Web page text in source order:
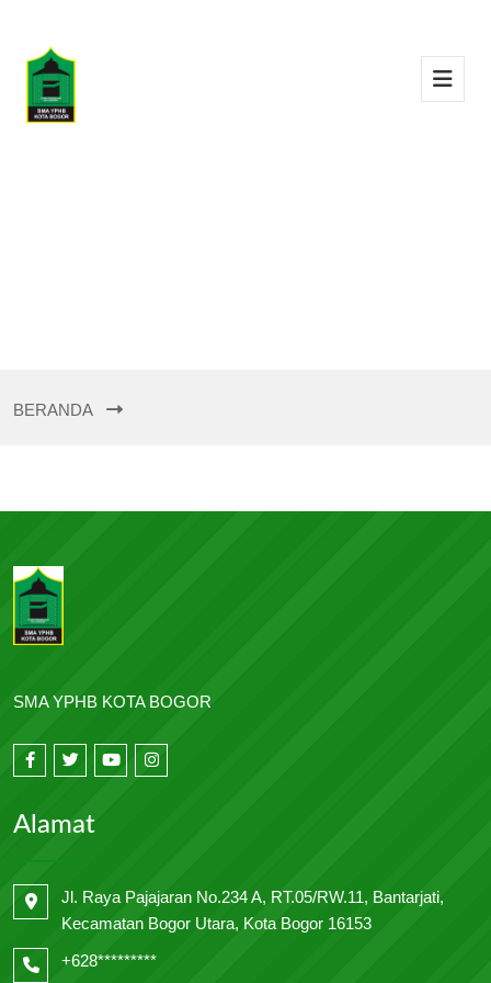
BERANDA
SMA YPHB KOTA BOGOR
Alamat
Jl. Raya Pajajaran No.234 A, RT.05/RW.11, Bantarjati,
Kecamatan Bogor Utara, Kota Bogor 16153
+628*********